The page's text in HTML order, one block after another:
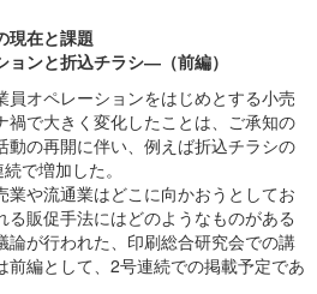
現在と課題
ンと折込チラシ―（前編）
オペレーションをはじめとする小売
禍で大きく変化したことは、ご承知の
動の再開に伴い、例えば折込チラシの
で増加した。
や流通業はどこに向かおうとしてお
る販促手法にはどのようなものがある
論が行われた、印刷総合研究会での講
前編として、2号連続での掲載予定であ